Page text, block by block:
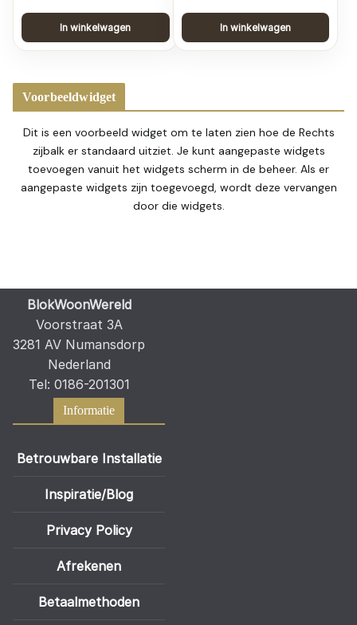
In winkelwagen In winkelwagen
Voorbeeldwidget
Dit is een voorbeeld widget om te laten zien hoe de Rechts
zijbalk er standaard uitziet. Je kunt aangepaste widgets
toevoegen vanuit het widgets scherm in de beheer. Als er
aangepaste widgets zijn toegevoegd, wordt deze vervangen
door die widgets.
BlokWoonWereld
Voorstraat 3A
3281 AV Numansdorp
Nederland
Tel: 0186-201301
Informatie
Betrouwbare Installatie
Inspiratie/Blog
Privacy Policy
Afrekenen
Betaalmethoden